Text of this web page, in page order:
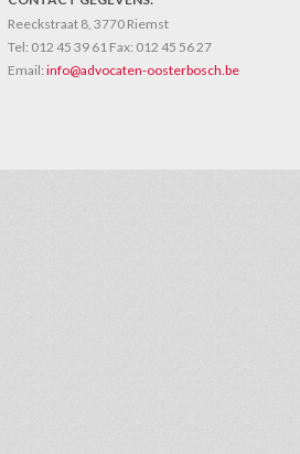
Reeckstraat 8, 3770 Riemst
Tel: 012 45 39 61 Fax: 012 45 56 27
Email: info@advocaten-oosterbosch.be